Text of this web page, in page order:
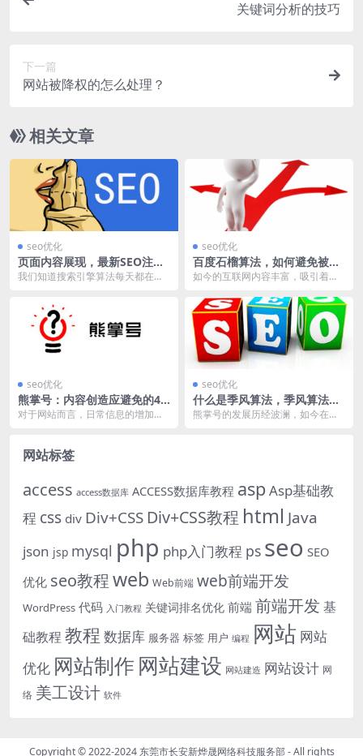
关键词分析的技巧
下一篇
网站被降权的怎么处理？
相关文章
seo优化
页面内容展现，最新SEO注意
事项有哪些？
我们知道搜索引擎算法每天都在更
seo优化
百度石榴算法，如何避免被石
榴算法惩罚？
如今的互联网内容丰富，吸引着大
使，不惜破坏用户体验...
seo优化
熊掌号：内容创造应避免的4
个坑！
对于网站而言，日常信息的增加与
seo优化
什么是季风算法，季风算法对
SEO的影响！
熊掌号的发展历经波澜，如今在做
网站标签
access access数据库 ACCESS数据库教程 asp Asp基础教
程 css div Div+CSS Div+CSS教程 html Java
json jsp mysql php php入门教程 ps seo SEO
优化 seo教程web Web前端 web前端开发
WordPress 代码 入门教程 关键词排名优化 前端 前端开发 基
础教程 教程 数据库 服务器 标签 用户 编程 网站 网站
优化 网站制作 网站建设 网站建造 网站设计 网
络 美工设计 软件
Copyright © 2022-2024 东莞市长安新烨晟网络科技服务部- All rights